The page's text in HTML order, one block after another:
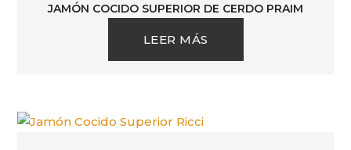
JAMÓN COCIDO SUPERIOR DE CERDO PRAIM
LEER MÁS